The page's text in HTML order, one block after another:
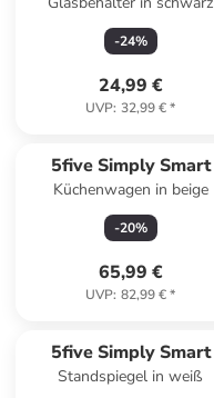
-24%
24,99 €
UVP: 32,99 €*
5five Simply Smart
Küchenwagen in beige
-20%
65,99 €
UVP: 82,99 €*
5five Simply Smart
Standspiegel in weiß